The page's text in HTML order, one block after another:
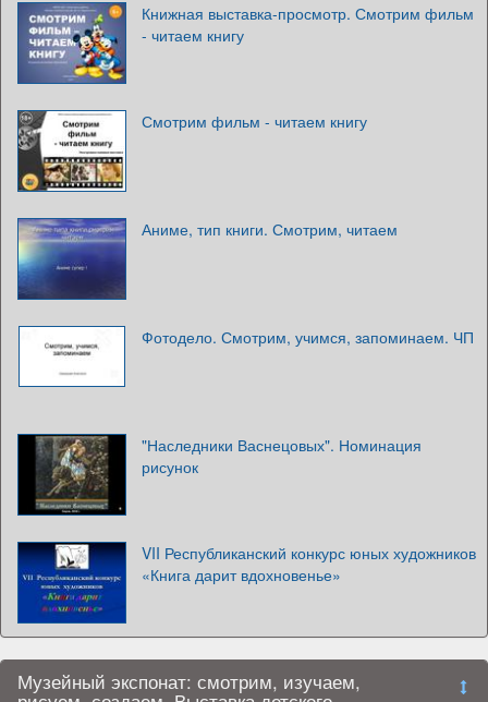
Книжная выставка-просмотр. Смотрим фильм
- читаем книгу
Смотрим фильм - читаем книгу
Аниме, тип книги. Смотрим, читаем
Фотодело. Смотрим, учимся, запоминаем. ЧП
"Наследники Васнецовых". Номинация
рисунок
VII Республиканский конкурс юных художников
«Книга дарит вдохновенье»
Музейный экспонат: смотрим, изучаем,